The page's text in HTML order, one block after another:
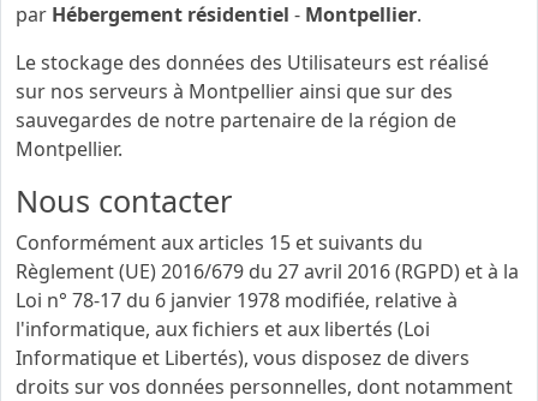
par Hébergement résidentiel - Montpellier.
Le stockage des données des Utilisateurs est réalisé
sur nos serveurs à Montpellier ainsi que sur des
sauvegardes de notre partenaire de la région de
Montpellier.
Nous contacter
Conformément aux articles 15 et suivants du
Règlement (UE) 2016/679 du 27 avril 2016 (RGPD) et à la
Loi n° 78-17 du 6 janvier 1978 modifiée, relative à
l'informatique, aux fichiers et aux libertés (Loi
Informatique et Libertés), vous disposez de divers
droits sur vos données personnelles, dont notamment